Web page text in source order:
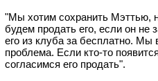
"Мы хотим сохранить Мэттью,
будем продать его, если он не
его из клуба за бесплатно. Мы
проблема. Если кто-то
согласимся его продать".